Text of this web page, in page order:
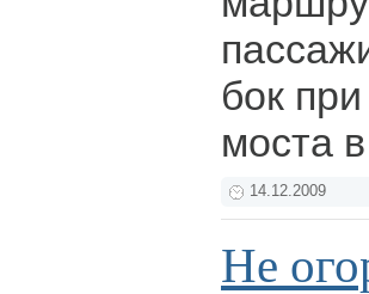
бок
моста
14.12.2009
Не